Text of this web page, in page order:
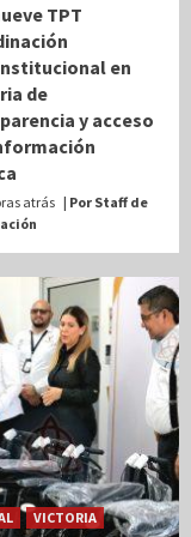
TPT
en
de
y acceso
atrás | Por Staff de
VICTORIA